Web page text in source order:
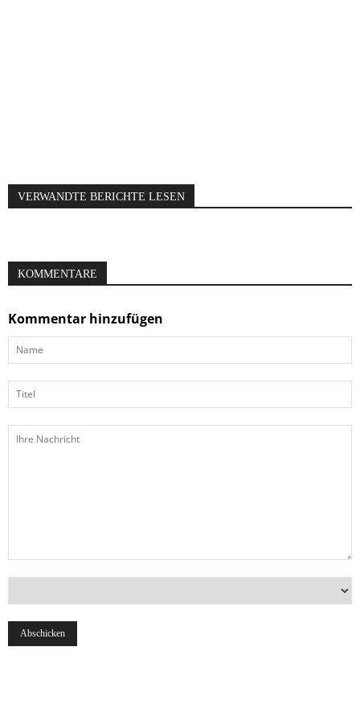
VERWANDTE BERICHTE LESEN
KOMMENTARE
Kommentar hinzufügen
Name
Titel
Ihre
Nachricht